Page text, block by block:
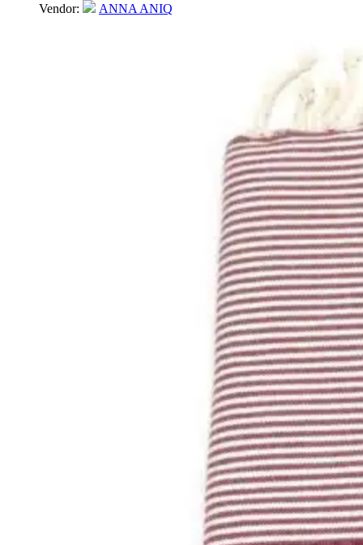
Vendor:
ANNA ANIQ